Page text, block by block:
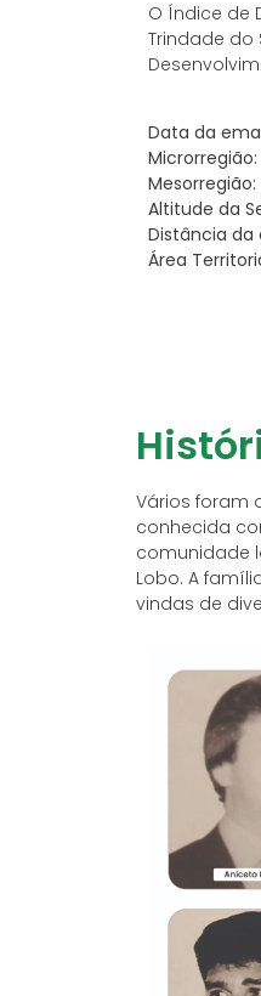
O Índice de
Trindade do
Data da
Microrregião:
Mesorregião:
Altitude da
Distância da
Área
Vários foram
conhecida
comunidade
Lobo. A
vindas de